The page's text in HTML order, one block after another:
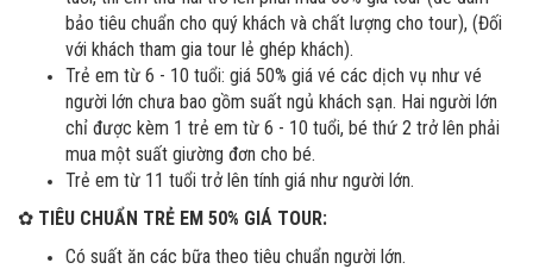
bảo tiêu chuẩn cho quý khách và chất lượng cho tour), (Đối
với khách tham gia tour lẻ ghép khách).
Trẻ em từ 6 - 10 tuổi: giá 50% giá vé các dịch vụ như vé
người lớn chưa bao gồm suất ngủ khách sạn. Hai người lớn
chỉ được kèm 1 trẻ em từ 6 - 10 tuổi, bé thứ 2 trở lên phải
mua một suất giường đơn cho bé.
Trẻ em từ 11 tuổi trở lên tính giá như người lớn.
✿ TIÊU CHUẨN TRẺ EM 50% GIÁ TOUR:
Có suất ăn các bữa theo tiêu chuẩn người lớn.